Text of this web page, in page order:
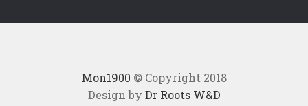
Mon1900 © Copyright 2018
Design by Dr Roots W&D